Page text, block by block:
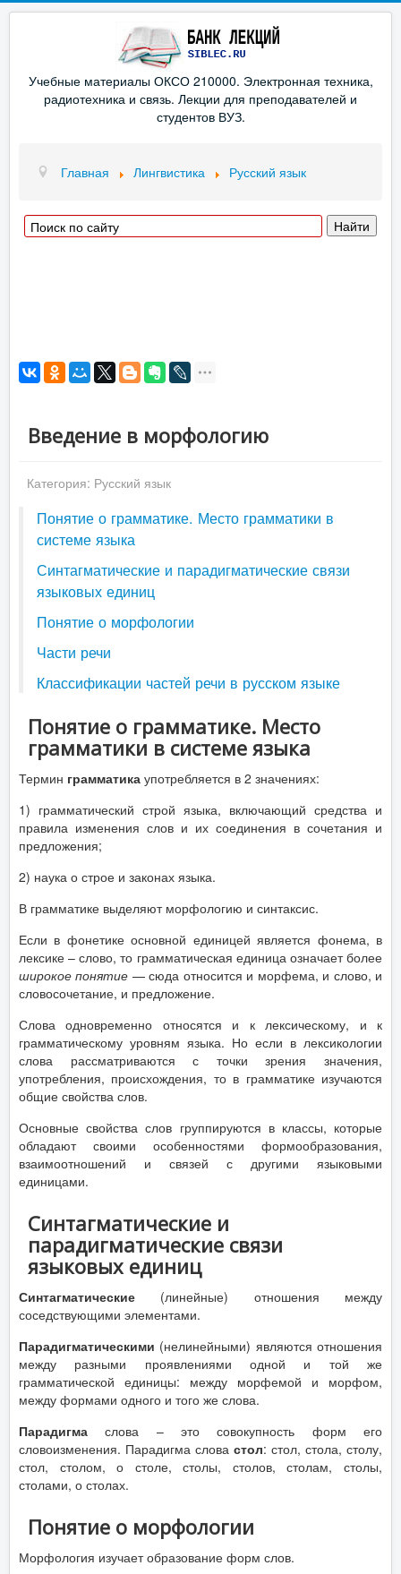
Учебные материалы ОКСО 210000. Электронная техника,
радиотехника и связь. Лекции для преподавателей и
студентов ВУЗ.
Главная Лингвистика Русский язык
Введение в морфологию
Категория: Русский язык
Понятие о грамматике. Место грамматики в
системе языка
Синтагматические и парадигматические связи
языковых единиц
Понятие о морфологии
Части речи
Классификации частей речи в русском языке
Понятие о грамматике. Место
грамматики в системе языка
Термин грамматика употребляется в 2 значениях:
1) грамматический строй языка, включающий средства и
правила изменения слов и их соединения в сочетания и
предложения;
2) наука о строе и законах языка.
В грамматике выделяют морфологию и синтаксис.
Если в фонетике основной единицей является фонема, в
лексике – слово, то грамматическая единица означает более
широкое понятие — сюда относится и морфема, и слово, и
словосочетание, и предложение.
Слова одновременно относятся и к лексическому, и к
грамматическому уровням языка. Но если в лексикологии
слова рассматриваются с точки зрения значения,
употребления, происхождения, то в грамматике изучаются
общие свойства слов.
Основные свойства слов группируются в классы, которые
обладают своими особенностями формообразования,
взаимоотношений и связей с другими языковыми
единицами.
Синтагматические и
парадигматические связи
языковых единиц
Синтагматические (линейные) отношения между
соседствующими элементами.
Парадигматическими (нелинейными) являются отношения
между разными проявлениями одной и той же
грамматической единицы: между морфемой и морфом,
между формами одного и того же слова.
Парадигма слова – это совокупность форм его
словоизменения. Парадигма слова стол: стол, стола, столу,
стол, столом, о столе, столы, столов, столам, столы,
столами, о столах.
Понятие о морфологии
Морфология изучает образование форм слов.